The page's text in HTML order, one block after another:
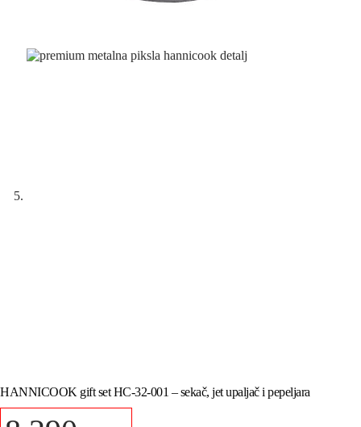
HANNICOOK gift set HC-32-001 – sekač, jet upaljač i pepeljara